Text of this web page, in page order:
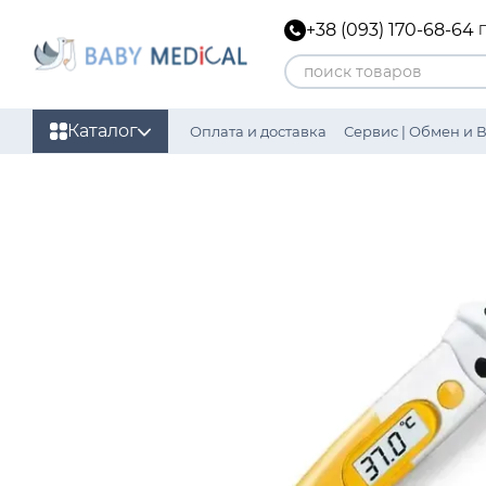
+38 (093) 170-68-64
Каталог Оплата и доставка
Сервис | Обмен и